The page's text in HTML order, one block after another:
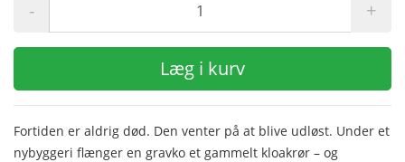
- +
Læg i kurv
Fortiden er aldrig død. Den venter på at blive udløst. Under et
nybyggeri flænger en gravko et gammelt kloakrør – og